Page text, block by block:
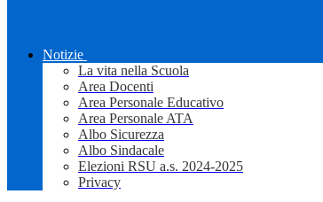
Notizie
La vita nella Scuola
Area Docenti
Area Personale Educativo
Area Personale ATA
Albo Sicurezza
Albo Sindacale
Elezioni RSU a.s. 2024-2025
Privacy